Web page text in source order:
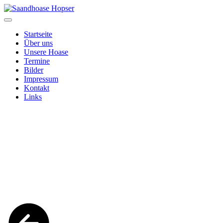
Startseite
Über uns
Unsere Hoase
Termine
Bilder
Impressum
Kontakt
Links